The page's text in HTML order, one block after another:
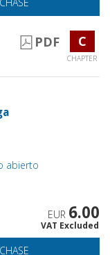
PDF C
CHAPTER
abierto
EUR 6.00
VAT Excluded